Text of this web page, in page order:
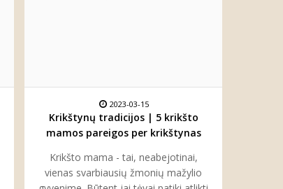
2023-03-15
Krikštynų tradicijos | 5 krikšto
mamos pareigos per krikštynas
Krikšto mama - tai, neabejotinai,
vienas svarbiausių žmonių mažylio